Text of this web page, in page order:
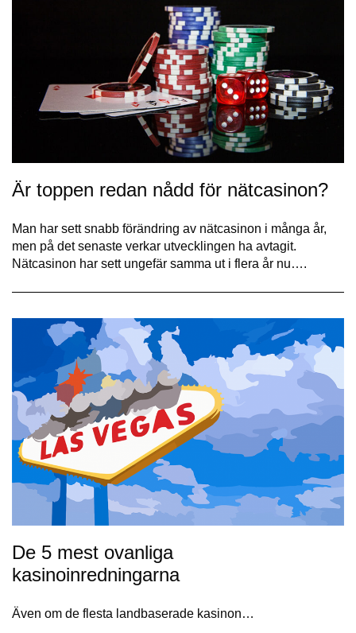
Är toppen redan nådd för nätcasinon?
Man har sett snabb förändring av nätcasinon i många år,
men på det senaste verkar utvecklingen ha avtagit.
Nätcasinon har sett ungefär samma ut i flera år nu….
De 5 mest ovanliga
kasinoinredningarna
Även om de flesta landbaserade kasinon…